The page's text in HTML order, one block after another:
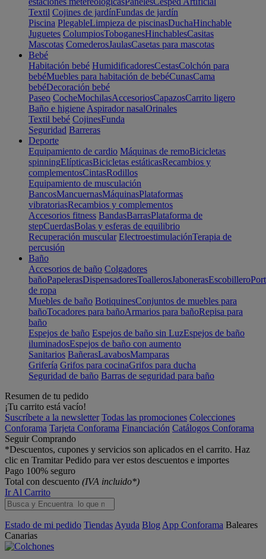
Textil Cojines de jardínFundas de jardín
Piscina PlegableLimpieza de piscinasDuchaHinchable
Juguetes ColumpiosToboganesHinchablesCasitas
Mascotas ComederosJaulasCasetas para mascotas
Bebé
Habitación bebé HumidificadoresCestasColchón para
bebéMuebles para habitación de bebéCunasCama
bebéDecoración bebé
Paseo CocheMochilasAccesoriosCapazosCarrito ligero
Baño e higiene Aspirador nasalOrinales
Textil bebé CojinesFunda
Seguridad Barreras
Deporte
Equipamiento de cardio Máquinas de remoBicicletas
spinningElípticasBicicletas estáticasRecambios y
complementosCintasRodillos
Equipamiento de musculación
BancosMancuernasMáquinasPlataformas
vibratoriasRecambios y complementos
Accesorios fitness BandasBarrasPlataforma de
stepCuerdasBolas y esferas de equilibrio
Recuperación muscular ElectroestimulaciónTerapia de
percusión
Baño
Accesorios de baño Colgadores
bañoPapelerasDispensadoresToallerosJabonerasEscobillero
de ropa
Muebles de baño BotiquinesConjuntos de muebles para
bañoTocadores para bañoArmarios para bañoRepisa para
baño
Espejos de baño Espejos de baño sin LuzEspejos de baño
iluminadosEspejos de baño con aumento
Sanitarios BañerasLavabosMamparas
Grifería Grifos para cocinaGrifos para ducha
Seguridad de baño Barras de seguridad para baño
Resumen de tu pedido
¡Tu carrito está vacío!
Suscríbete a la newsletter Todas las promociones Colecciones
Conforama Tarjeta Conforama Financiación Catálogos Conforama
Seguir Comprando
*Descuentos, cupones y servicios son aplicados en el carrito. Haz
clic en Tramitar Pedido para ver estos descuentos e importes
Pago 100% seguro
Total con descuento (IVA incluido*)
Ir Al Carrito
Estado de mi pedido Tiendas Ayuda Blog App Conforama Baleares
Canarias